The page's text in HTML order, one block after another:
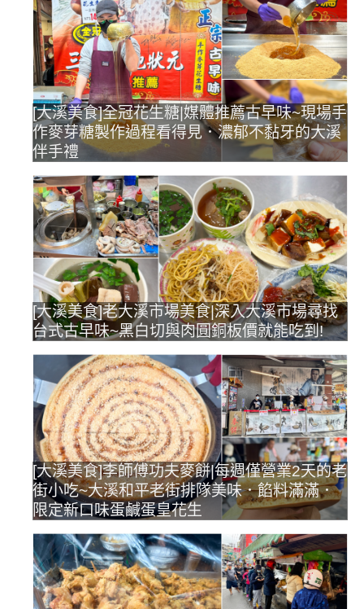
[大溪美食]全冠花生糖|媒體推薦古早味~現場手
作麥芽糖製作過程看得見．濃郁不黏牙的大溪
伴手禮
[大溪美食]老大溪市場美食|深入大溪市場尋找
台式古早味~黑白切與肉圓銅板價就能吃到!
[大溪美食]李師傅功夫麥餅|每週僅營業2天的老
街小吃~大溪和平老街排隊美味．餡料滿滿．
限定新口味蛋鹹蛋皇花生